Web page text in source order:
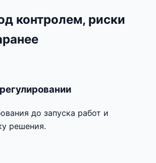
контролем, риски
до запуска работ и
решения.